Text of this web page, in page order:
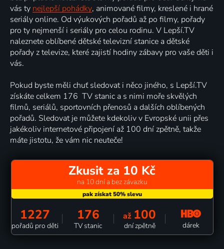
vás ty nejlepší pohádky, animované filmy, kreslené i hrané
seriály online. Od výukových pořadů až po filmy, pořady
pro ty nejmenší i seriály pro celou rodinu. V Lepší.TV
naleznete oblíbené dětské televizní stanice a dětské
pořady z televize, které zajistí hodiny zábavy pro vaše děti i
vás.
Pokud byste měli chuť sledovat i něco jiného, s Lepší.TV
získáte celkem 176 TV stanic a s nimi moře skvělých
filmů, seriálů, sportovních přenosů a dalších oblíbených
pořadů. Sledovat je můžete kdekoliv v Evropské unii přes
jakékoliv internetové připojení až 100 dní zpětně, takže
máte jistotu, že vám nic neuteče!
Zkusit za 10 Kč
na 10 dní a bez závazku
1227
pořadů pro děti
176
TV stanic
až 100
dní zpětně dárek